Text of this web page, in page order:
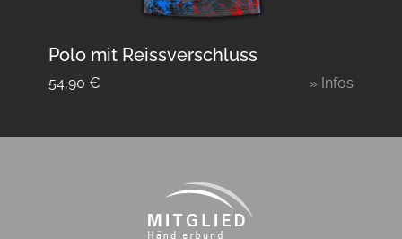
Polo mit Reissverschluss
54,90 € » Infos